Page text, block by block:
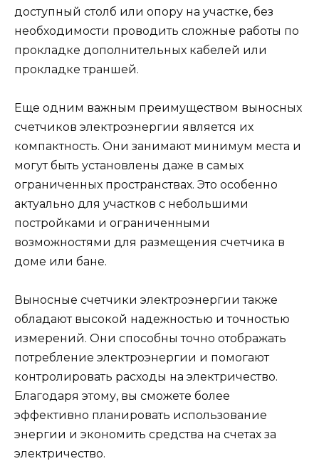
доступный столб или опору на участке, без
необходимости проводить сложные работы по
прокладке дополнительных кабелей или
прокладке траншей.
Еще одним важным преимуществом выносных
счетчиков электроэнергии является их
компактность. Они занимают минимум места и
могут быть установлены даже в самых
ограниченных пространствах. Это особенно
актуально для участков с небольшими
постройками и ограниченными
возможностями для размещения счетчика в
доме или бане.
Выносные счетчики электроэнергии также
обладают высокой надежностью и точностью
измерений. Они способны точно отображать
потребление электроэнергии и помогают
контролировать расходы на электричество.
Благодаря этому, вы сможете более
эффективно планировать использование
энергии и экономить средства на счетах за
электричество.